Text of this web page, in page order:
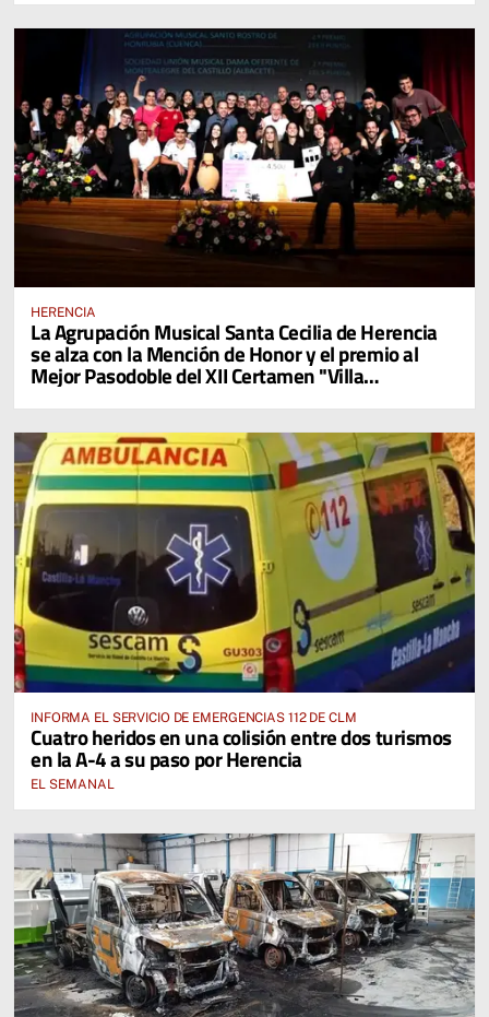
HERENCIA
La Agrupación Musical Santa Cecilia de Herencia
se alza con la Mención de Honor y el premio al
Mejor Pasodoble del XII Certamen "Villa
Cervantina de Mota del Cuervo"
INFORMA EL SERVICIO DE EMERGENCIAS 112 DE CLM
Cuatro heridos en una colisión entre dos turismos
en la A-4 a su paso por Herencia
EL SEMANAL